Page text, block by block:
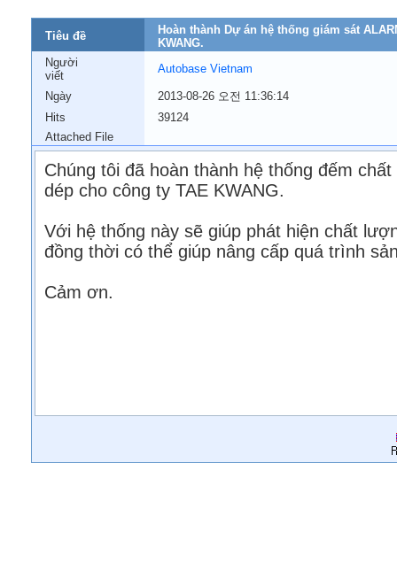
Tiêu đề
Hoàn thành Dự án hệ thống giám sát
KWANG.
Người
viết
Autobase Vietnam
Ngày
2013-08-26 오전 11:36:14
Hits
39124
Attached File